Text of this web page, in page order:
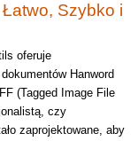
Szybko i
oferuje
Hanword
(Tagged Image File
czy
zaprojektowane, aby